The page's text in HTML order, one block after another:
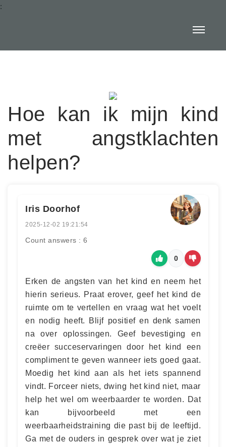
:
Hoe kan ik mijn kind
met angstklachten
helpen?
Iris Doorhof
2025-12-02 19:21:54
Count answers : 6
0
Erken de angsten van het kind en neem het
hierin serieus. Praat erover, geef het kind de
ruimte om te vertellen en vraag wat het voelt
en nodig heeft. Blijf positief en denk samen
na over oplossingen. Geef bevestiging en
creëer succeservaringen door het kind een
compliment te geven wanneer iets goed gaat.
Moedig het kind aan als het iets spannend
vindt. Forceer niets, dwing het kind niet, maar
help het wel om weerbaarder te worden. Dat
kan bijvoorbeeld met een
weerbaarheidstraining die past bij de leeftijd.
Ga met de ouders in gesprek over wat je ziet